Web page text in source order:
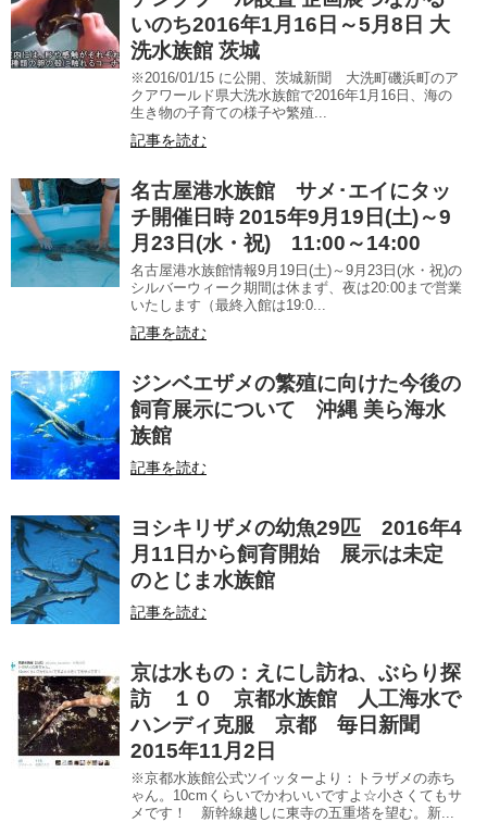
いのち2016年1月16日～5月8日 大
洗水族館 茨城
※2016/01/15 に公開、茨城新聞 大洗町磯浜町のア
クアワールド県大洗水族館で2016年1月16日、海の
生き物の子育ての様子や繁殖...
記事を読む
名古屋港水族館 サメ･エイにタッ
チ開催日時 2015年9月19日(土)～9
月23日(水・祝) 11:00～14:00
名古屋港水族館情報9月19日(土)～9月23日(水・祝)の
シルバーウィーク期間は休まず、夜は20:00まで営業
いたします（最終入館は19:0...
記事を読む
ジンベエザメの繁殖に向けた今後の
飼育展示について 沖縄 美ら海水
族館
記事を読む
ヨシキリザメの幼魚29匹 2016年4
月11日から飼育開始 展示は未定
のとじま水族館
記事を読む
京は水もの：えにし訪ね、ぶらり探
訪 １０ 京都水族館 人工海水で
ハンディ克服 京都 毎日新聞
2015年11月2日
※京都水族館公式ツイッターより：トラザメの赤ち
ゃん。10cmくらいでかわいいですよ☆小さくてもサ
メです！ 新幹線越しに東寺の五重塔を望む。新...